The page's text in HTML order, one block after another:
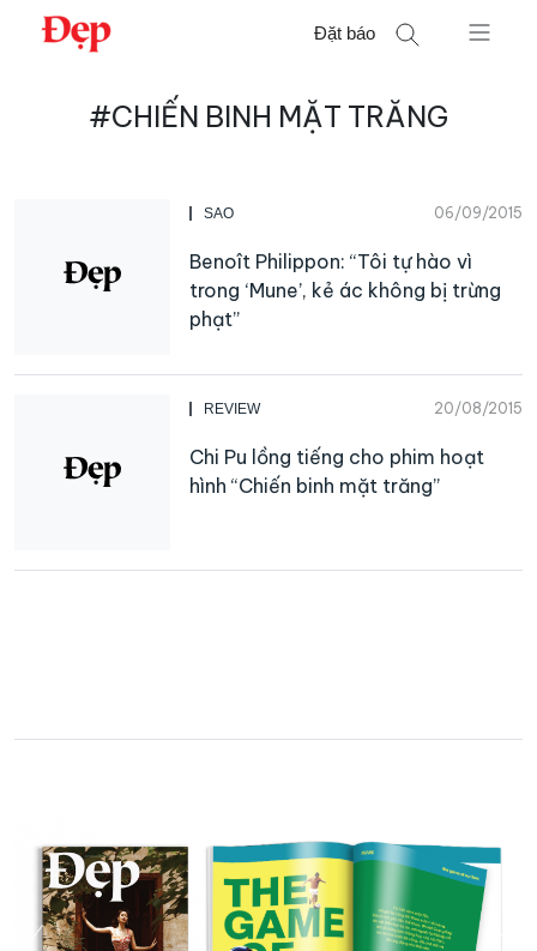
Chuyển
Đặt báo
#CHIẾN BINH MẶT TRĂNG
SAO 06/09/2015
Benoît Philippon: “Tôi tự hào vì
trong ‘Mune’, kẻ ác không bị trừng
phạt”
REVIEW 20/08/2015
Chi Pu lồng tiếng cho phim hoạt
hình “Chiến binh mặt trăng”